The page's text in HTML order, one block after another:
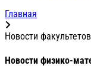
Главная
Новости факультетов
Новости физико-